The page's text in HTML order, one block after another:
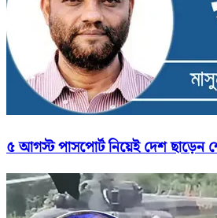
৫ আগস্ট পাসপোর্ট নিয়েই দেশ ছাড়েন